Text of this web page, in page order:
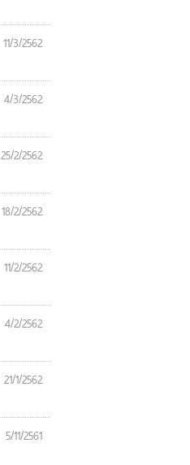
11/3/2562
4/3/2562
25/2/2562
18/2/2562
11/2/2562
4/2/2562
21/1/2562
5/11/2561